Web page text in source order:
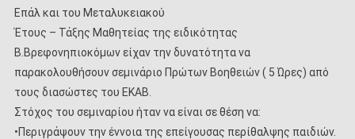
Επάλ και του Μεταλυκειακού
Έτους – Τάξης Μαθητείας της ειδικότητας
Β.Βρεφονηπιοκόμων είχαν την δυνατότητα να
παρακολουθήσουν σεμινάριο Πρώτων Βοηθειών ( 5 Ώρες) από
τους διασώστες του ΕΚΑΒ.
Στόχος του σεμιναρίου ήταν να είναι σε θέση να:
•Περιγράψουν την έννοια της επείγουσας περίθαλψης παιδιών.